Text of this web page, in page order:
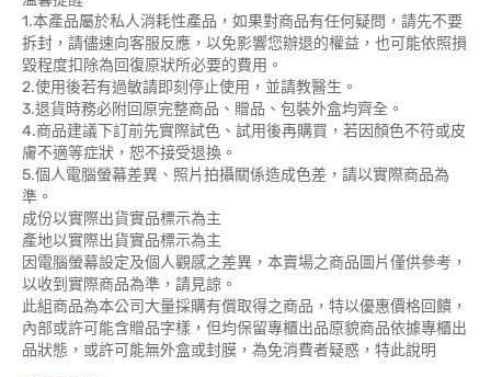
1.本產品屬於私人消耗性產品，如果對商品有任何疑問，請先不要
拆封，請儘速向客服反應，以免影響您辦退的權益，也可能依照損
毀程度扣除為回復原狀所必要的費用。
2.使用後若有過敏請即刻停止使用，並請教醫生。
3.退貨時務必附回原完整商品、贈品、包裝外盒均齊全。
4.商品建議下訂前先實際試色、試用後再購買，若因顏色不符或皮
膚不適等症狀，恕不接受退換。
5.個人電腦螢幕差異、照片拍攝關係造成色差，請以實際商品為
準。
成份以實際出貨實品標示為主
產地以實際出貨實品標示為主
因電腦螢幕設定及個人觀感之差異，本賣場之商品圖片僅供參考，
以收到實際商品為準，請見諒。
此組商品為本公司大量採購有償取得之商品，特以優惠價格回饋，
內部或許可能含贈品字樣，但均保留專櫃出品原貌商品依據專櫃出
品狀態，或許可能無外盒或封膜，為免消費者疑惑，特此說明